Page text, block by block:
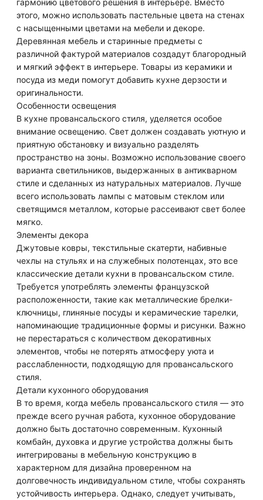
этого, можно использовать пастельные цвета на стенах
с насыщенными цветами на мебели и декоре.
Деревянная мебель и старинные предметы с
различной фактурой материалов создадут благородный
и мягкий эффект в интерьере. Товары из керамики и
посуда из меди помогут добавить кухне дерзости и
оригинальности.
Особенности освещения
В кухне провансальского стиля, уделяется особое
внимание освещению. Свет должен создавать уютную и
приятную обстановку и визуально разделять
пространство на зоны. Возможно использование своего
варианта светильников, выдержанных в антикварном
стиле и сделанных из натуральных материалов. Лучше
всего использовать лампы с матовым стеклом или
светящимся металлом, которые рассеивают свет более
мягко.
Элементы декора
Джутовые ковры, текстильные скатерти, набивные
чехлы на стульях и на служебных полотенцах, это все
классические детали кухни в провансальском стиле.
Требуется употреблять элементы французской
расположенности, такие как металлические брелки-
ключницы, глиняные посуды и керамические тарелки,
напоминающие традиционные формы и рисунки. Важно
не перестараться с количеством декоративных
элементов, чтобы не потерять атмосферу уюта и
расслабленности, подходящую для провансальского
стиля.
Детали кухонного оборудования
В то время, когда мебель провансальского стиля — это
прежде всего ручная работа, кухонное оборудование
должно быть достаточно современным. Кухонный
комбайн, духовка и другие устройства должны быть
интегрированы в мебельную конструкцию в
характерном для дизайна проверенном на
долговечность индивидуальном стиле, чтобы сохранять
устойчивость интерьера. Однако, следует учитывать,